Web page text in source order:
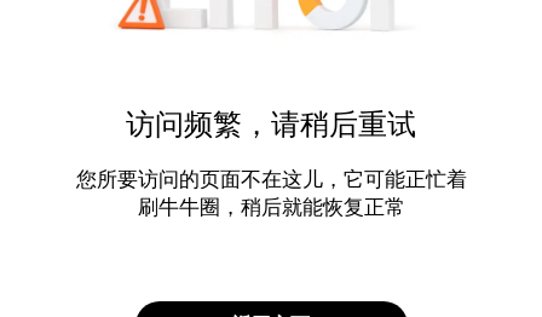
访问频繁，请稍后重试
您所要访问的页面不在这儿，它可能正忙着
刷牛牛圈，稍后就能恢复正常